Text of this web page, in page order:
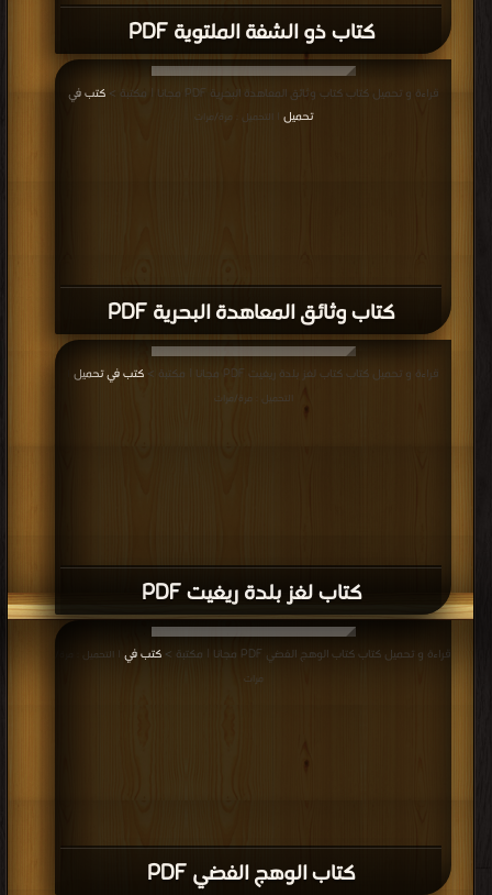
كتاب ذو الشفة الملتوية PDF
كتاب وثائق المعاهدة البحرية PDF
قراءة و تحميل كتاب كتاب وثائق المعاهدة البحرية PDF مجانا | مكتبة >
كتب في
تحميل
| التحميل : مرة/مرات
كتاب لغز بلدة ريغيت PDF
قراءة و تحميل كتاب كتاب لغز بلدة ريغيت PDF مجانا | مكتبة > كتب في تحميل
التحميل : مرة/مرات
كتاب الوهج الفضي PDF
قراءة و تحميل كتاب كتاب الوهج الفضي PDF مجانا | مكتبة > كتب في | التحميل : مرة/
مرات